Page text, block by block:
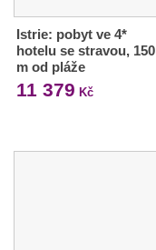
Istrie: pobyt ve 4*
hotelu se stravou, 150
m od pláže
11 379 Kč